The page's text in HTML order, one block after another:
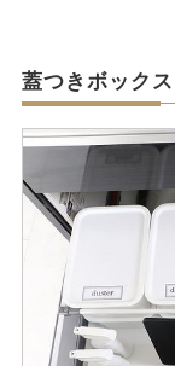
蓋つきボック